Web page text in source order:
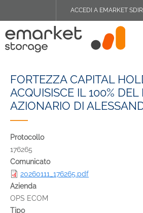
contenuto
principale
TOP
HEADER
ACCEDI A EMARKET SDIR
FORTEZZA CAPITAL
ACQUISISCE IL 100% DEL
AZIONARIO DI
Protocollo
176265
Comunicato
20260111_176265.pdf
Azienda
OPS ECOM
Tipo